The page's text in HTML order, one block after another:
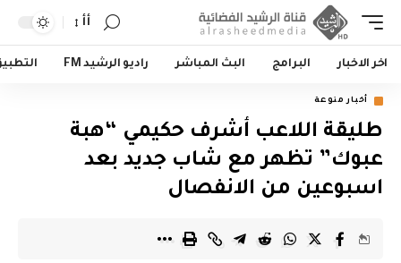
أأ
اخر الاخبار البرامج البث المباشر راديو الرشيد FM
أخبار منوعة
طليقة اللاعب أشرف حكيمي “هبة
عبوك” تظهر مع شاب جديد بعد
اسبوعين من الانفصال